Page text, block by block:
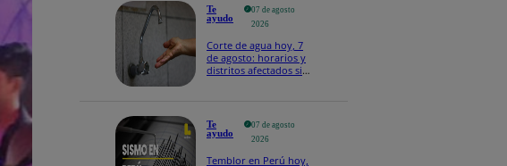
Te
ayudo
07 de agosto
2026
Corte de agua hoy, 7
de agosto: horarios y
distritos afectados sin
Te
ayudo
07 de agosto
2026
Temblor en Perú hoy,